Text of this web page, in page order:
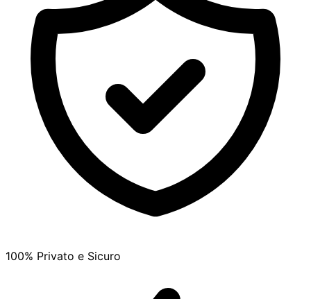
100% Privato e Sicuro